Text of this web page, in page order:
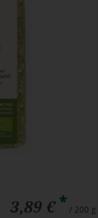
3,89 €* / 200 g